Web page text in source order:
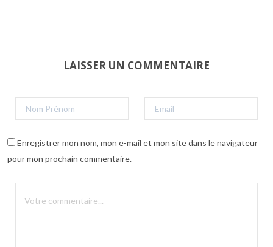
LAISSER UN COMMENTAIRE
Enregistrer mon nom, mon e-mail et mon site dans le navigateur
pour mon prochain commentaire.